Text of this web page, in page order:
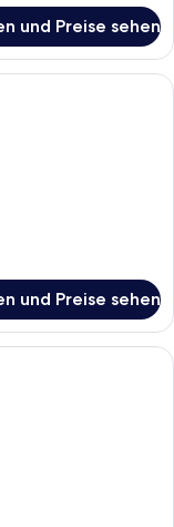
und Preise sehen
Schlafzimmer mit
und Preise sehen
Außenbereich mit